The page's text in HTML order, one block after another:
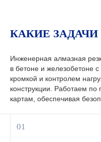
КАКИЕ
Инженерная алмазная
в бетоне и железобетоне
кромкой и контролем
конструкции. Работаем по
картам, обеспечивая
01